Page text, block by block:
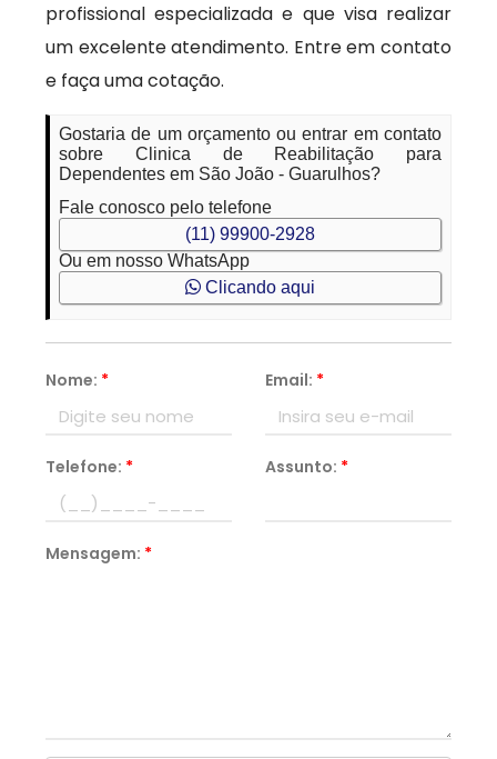
profissional especializada e que visa realizar
um excelente atendimento. Entre em contato
e faça uma cotação.
Gostaria de um orçamento ou entrar em contato
sobre Clinica de Reabilitação para
Dependentes em São João - Guarulhos?
Fale conosco pelo telefone
(11) 99900-2928
Ou em nosso WhatsApp
Clicando aqui
Nome: * Email: *
Telefone: * Assunto: *
Mensagem: *